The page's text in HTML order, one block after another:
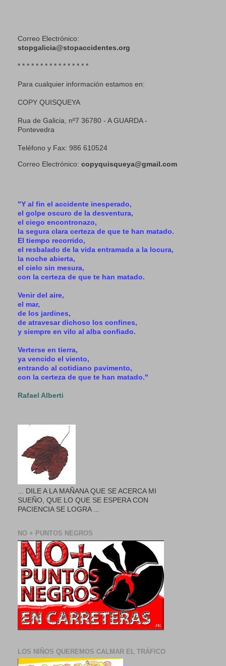
Correo Electrónico:
stopgalicia@stopaccidentes.org
* * * * * * * * * * * * * * * *
Para cualquier información estamos en:
COPY QUISQUEYA
Rua de Galicia, nº7 36780 - A GUARDA -
Pontevedra
Teléfono y Fax: 986 610524
Correo Electrónico: copyquisqueya@gmail.com
"Y al fin el accidente inesperado,
el golpe oscuro de la desventura,
el ciego encontronazo,
la segura clara certeza de que te han matado.
El tiempo recorrido,
el resbalado de la vida entramada a la locura,
la noche abierta,
el cielo sin mesura,
con la certeza de que te han matado.
Venir del aire,
el mar,
de los jardines,
de atravesar dichoso los confines,
y siempre en vilo al alba confiado.
Verterse en tierra,
ya vencido el viento,
entrando al cotidiano pavimento,
con la certeza de que te han matado."
Rafael Alberti
... DILE A LA MAÑANA QUE SE ACERCA MI
SUEÑO, QUE LO QUE SE ESPERA CON
PACIENCIA SE LOGRA ...
NO + PUNTOS NEGROS
LOS NIÑOS QUEREMOS CALMAR EL TRÁFICO